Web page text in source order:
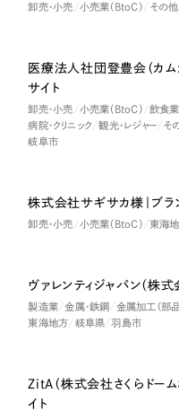
卸売・小売 小売業（BtoC） その
医療法人社団登豊会（カム
サイト
卸売・小売 小売業（BtoC） 飲食業
病院・クリニック
観光・レジャー そ
岐阜市
株式会社サギサカ様｜ブラ
卸売・小売 小売業（BtoC） 東海
ヴァレンティジャパン（株式
製造業 金属・鉄鋼 金属加工（部品
東海地方
岐阜県 羽島市
ZitA（株式会社さくらドーム
イト